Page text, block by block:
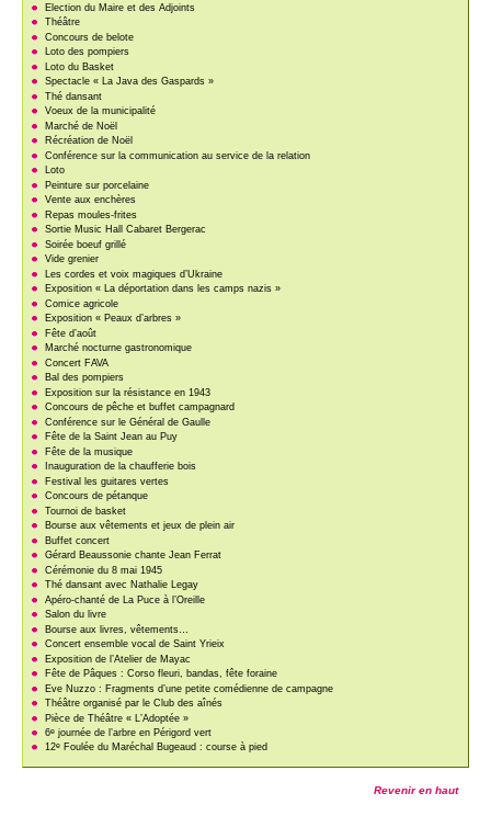
Election du Maire et des Adjoints
Théâtre
Concours de belote
Loto des pompiers
Loto du Basket
Spectacle « La Java des Gaspards »
Thé dansant
Voeux de la municipalité
Marché de Noël
Récréation de Noël
Conférence sur la communication au service de la relation
Loto
Peinture sur porcelaine
Vente aux enchères
Repas moules-frites
Sortie Music Hall Cabaret Bergerac
Soirée boeuf grillé
Vide grenier
Les cordes et voix magiques d’Ukraine
Exposition « La déportation dans les camps nazis »
Comice agricole
Exposition « Peaux d’arbres »
Fête d’août
Marché nocturne gastronomique
Concert FAVA
Bal des pompiers
Exposition sur la résistance en 1943
Concours de pêche et buffet campagnard
Conférence sur le Général de Gaulle
Fête de la Saint Jean au Puy
Fête de la musique
Inauguration de la chaufferie bois
Festival les guitares vertes
Concours de pétanque
Tournoi de basket
Bourse aux vêtements et jeux de plein air
Buffet concert
Gérard Beaussonie chante Jean Ferrat
Cérémonie du 8 mai 1945
Thé dansant avec Nathalie Legay
Apéro-chanté de La Puce à l’Oreille
Salon du livre
Bourse aux livres, vêtements…
Concert ensemble vocal de Saint Yrieix
Exposition de l’Atelier de Mayac
Fête de Pâques : Corso fleuri, bandas, fête foraine
Eve Nuzzo : Fragments d’une petite comédienne de campagne
Théâtre organisé par le Club des aînés
Pièce de Théâtre « L’Adoptée »
6e journée de l’arbre en Périgord vert
12e Foulée du Maréchal Bugeaud : course à pied
Revenir en haut